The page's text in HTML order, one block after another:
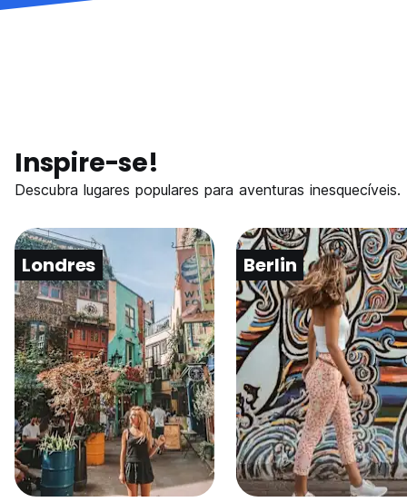
Inspire-se!
Descubra lugares populares para aventuras inesquecíveis.
Londres Berlin